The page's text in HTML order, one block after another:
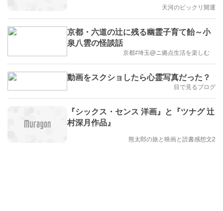
天河のビックリ開運
京都・六道の辻に残る幽霊子育て飴～小
泉八雲の怪談話
京都⇄埼玉@ニ拠点生活を楽しむ
動画をスクショしたら心霊写真だった？
目で見るブログ
『シックス・センス 洋画』と『ツナグ 辻
村深月作品』
熊太郎の旅と映画と読書感想文2